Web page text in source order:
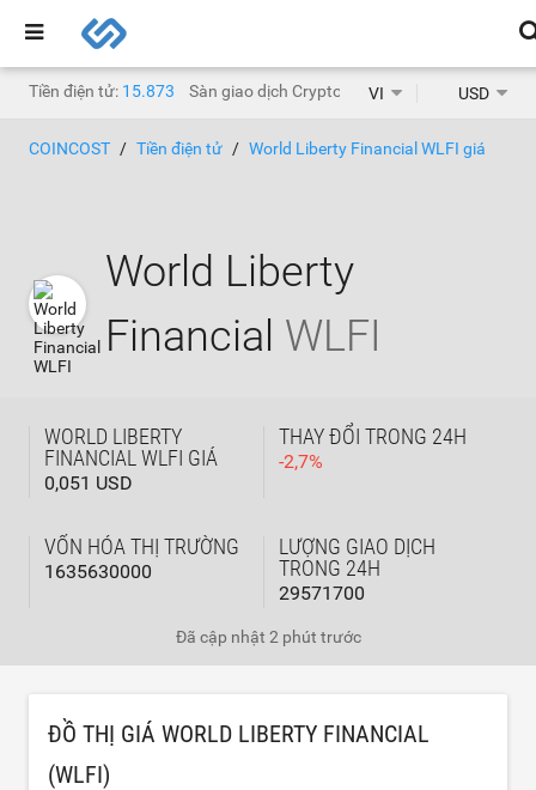
Tiền điện tử: 15.873 Sàn giao dịch Crypto: 1.468
VI USD
COINCOST Tiền điện tử World Liberty Financial WLFI giá
World Liberty
Financial WLFI
WORLD LIBERTY
FINANCIAL WLFI GIÁ
0,051 USD
THAY ĐỔI TRONG 24H
-2,7%
VỐN HÓA THỊ TRƯỜNG
1635630000
LƯỢNG GIAO DỊCH
TRONG 24H
29571700
Đã cập nhật 2 phút trước
ĐỒ THỊ GIÁ WORLD LIBERTY FINANCIAL
(WLFI)